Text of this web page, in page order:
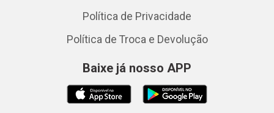
Política de Privacidade
Política de Troca e Devolução
Baixe já nosso APP